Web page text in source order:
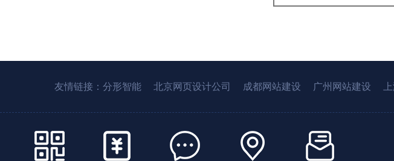
友情链接： 分形智能 北京网页设计公司 成都网站建设 广州网站建设